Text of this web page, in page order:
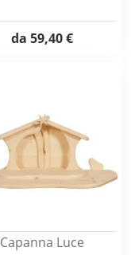
da 59,40 €
Capanna Luce